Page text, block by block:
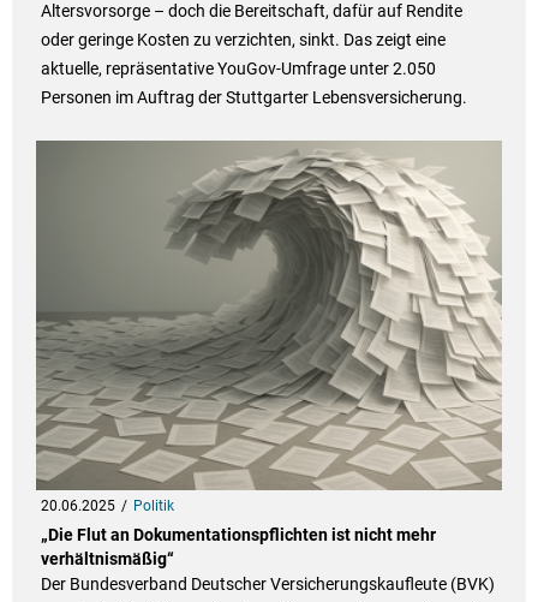
Altersvorsorge – doch die Bereitschaft, dafür auf Rendite
oder geringe Kosten zu verzichten, sinkt. Das zeigt eine
aktuelle, repräsentative YouGov-Umfrage unter 2.050
Personen im Auftrag der Stuttgarter Lebensversicherung.
20.06.2025 Politik
„Die Flut an Dokumentationspflichten ist nicht mehr
verhältnismäßig“
Der Bundesverband Deutscher Versicherungskaufleute (BVK)